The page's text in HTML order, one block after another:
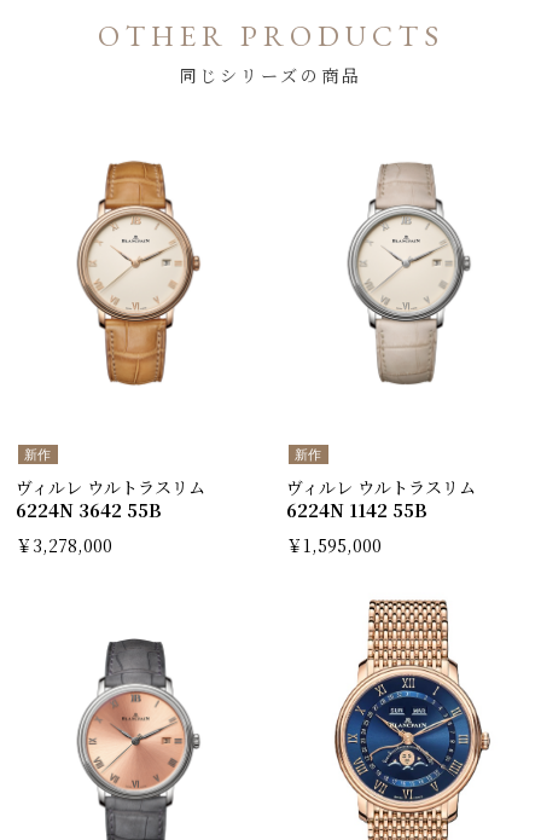
OTHER PRODUCTS
同じシリーズの商品
新作
ヴィルレ ウルトラスリム
6224N 3642 55B
￥3,278,000
新作
ヴィルレ ウルトラスリム
6224N 1142 55B
￥1,595,000